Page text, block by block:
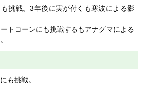
挑戦。3年後に実が付くも寒波による影
トコーンにも挑戦するもアナグマによる
も挑戦。